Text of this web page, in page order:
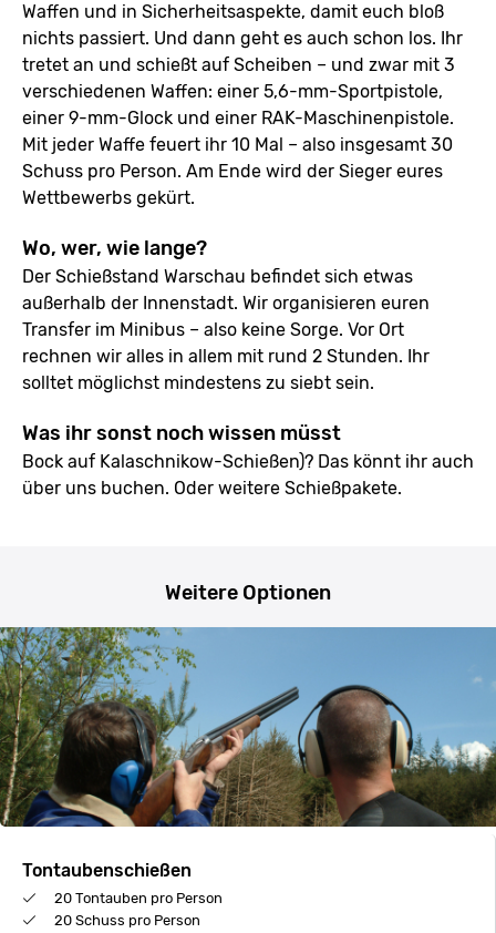
Waffen und in Sicherheitsaspekte, damit euch bloß
nichts passiert. Und dann geht es auch schon los. Ihr
tretet an und schießt auf Scheiben – und zwar mit 3
verschiedenen Waffen: einer 5,6-mm-Sportpistole,
einer 9-mm-Glock und einer RAK-Maschinenpistole.
Mit jeder Waffe feuert ihr 10 Mal – also insgesamt 30
Schuss pro Person. Am Ende wird der Sieger eures
Wettbewerbs gekürt.
Wo, wer, wie lange?
Der Schießstand Warschau befindet sich etwas
außerhalb der Innenstadt. Wir organisieren euren
Transfer im Minibus – also keine Sorge. Vor Ort
rechnen wir alles in allem mit rund 2 Stunden. Ihr
solltet möglichst mindestens zu siebt sein.
Was ihr sonst noch wissen müsst
Bock auf Kalaschnikow-Schießen)? Das könnt ihr auch
über uns buchen. Oder weitere Schießpakete.
Weitere Optionen
Tontaubenschießen
20 Tontauben pro Person
20 Schuss pro Person